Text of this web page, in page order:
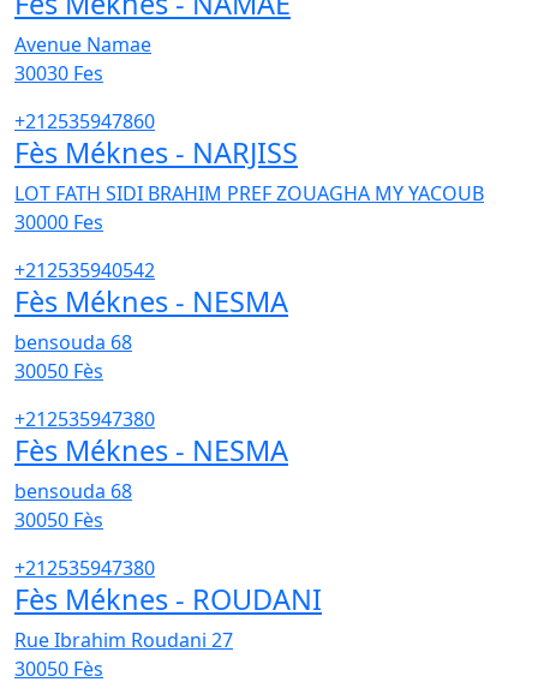
Avenue Namae
30030 Fes
+212535947860
Fès Méknes - NARJISS
LOT FATH SIDI BRAHIM PREF ZOUAGHA MY YACOUB
30000 Fes
+212535940542
Fès Méknes - NESMA
bensouda 68
30050 Fès
+212535947380
Fès Méknes - NESMA
bensouda 68
30050 Fès
+212535947380
Fès Méknes - ROUDANI
Rue Ibrahim Roudani 27
30050 Fès